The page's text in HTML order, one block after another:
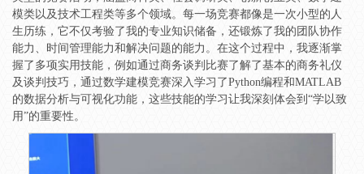
模类以及技术工程类等多个领域。每一场竞赛都像是一次小型的人
生历练，它不仅考验了我的专业知识储备，还锻炼了我的团队协作
能力、时间管理能力和解决问题的能力。在这个过程中，我逐渐掌
握了多项实用技能，例如通过商务谈判比赛了解了基本的商务礼仪
及谈判技巧，通过数学建模竞赛深入学习了Python编程和MATLAB
的数据分析与可视化功能，这些技能的学习让我深刻体会到“学以致
用”的重要性。